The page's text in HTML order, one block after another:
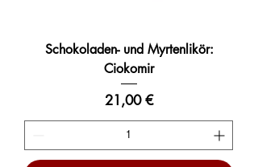
Schokoladen- und Myrtenlikör:
Ciokomir
Preis
21,00 €